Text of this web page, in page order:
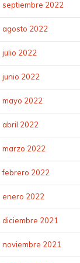
septiembre 2022
agosto 2022
julio 2022
junio 2022
mayo 2022
abril 2022
marzo 2022
febrero 2022
enero 2022
diciembre 2021
noviembre 2021